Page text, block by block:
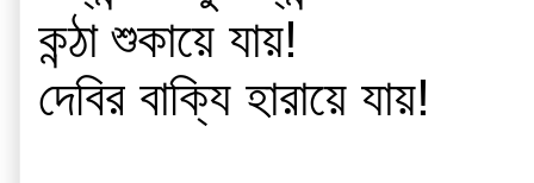
কন্ঠা শুকায়ে যায়!
দেবির বাক্যি হারায়ে যায়!